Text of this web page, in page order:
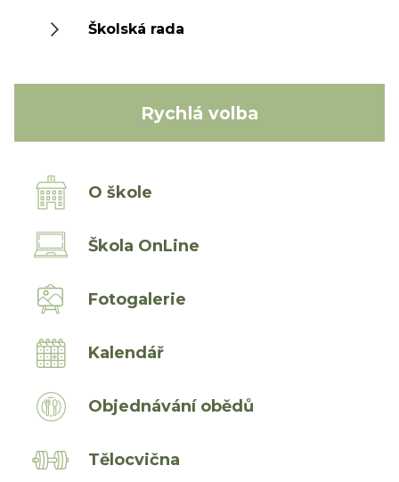
Školská rada
Rychlá volba
O škole
Škola OnLine
Fotogalerie
Kalendář
Objednávání obědů
Tělocvična